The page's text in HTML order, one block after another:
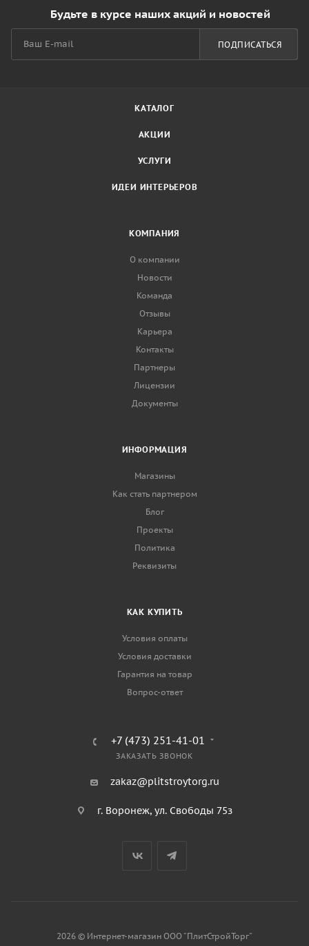
Будьте в курсе наших акций и новостей
ПОДПИСАТЬСЯ
КАТАЛОГ
АКЦИИ
УСЛУГИ
ИДЕИ ИНТЕРЬЕРОВ
КОМПАНИЯ
О компании
Новости
Команда
Отзывы
Карьера
Контакты
Партнеры
Лицензии
Документы
ИНФОРМАЦИЯ
Магазины
Как стать партнером
Блог
Проекты
Политика
Реквизиты
КАК КУПИТЬ
Условия оплаты
Условия доставки
Гарантия на товар
Вопрос-ответ
+7 (473) 251-41-01
ЗАКАЗАТЬ ЗВОНОК
zakaz@plitstroytorg.ru
г. Воронеж, ул. Свободы 75з
2026 © Интернет-магазин ООО "ПлитСтройТорг"